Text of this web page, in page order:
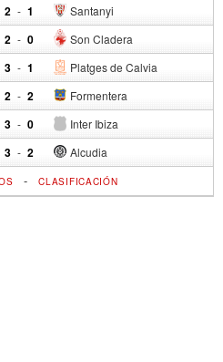
2 - Santanyi
1
2 - Son Cladera
0
3 - Platges de Calvia
1
2 - Formentera
2
3 - Inter Ibiza
0
3 - Alcudia
2
-CLASIFICACIÓN